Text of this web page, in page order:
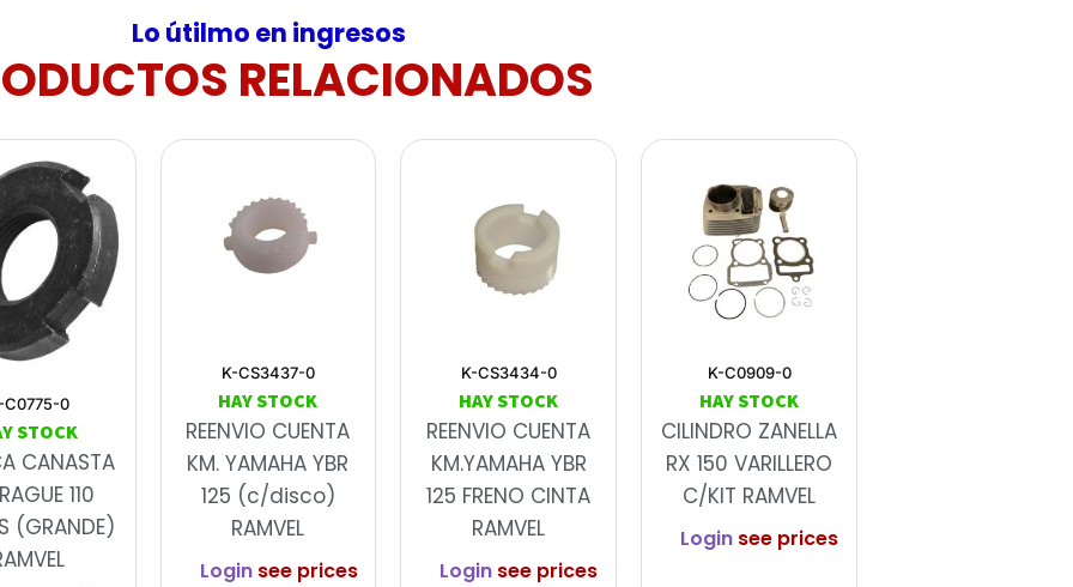
Lo útilmo en ingresos
RELACIONADOS
C0775-0
STOCK
CANASTA
110
(GRANDE)
K-CS3437-0
HAY STOCK
REENVIO CUENTA
KM. YAMAHA YBR
125 (c/disco)
RAMVEL
Loginsee prices
K-CS3434-0
HAY STOCK
REENVIO CUENTA
KM.YAMAHA YBR
125 FRENO CINTA
RAMVEL
Login see prices
K-C0909-0
HAY STOCK
CILINDRO ZANELLA
RX 150 VARILLERO
C/KIT RAMVEL
Login see prices